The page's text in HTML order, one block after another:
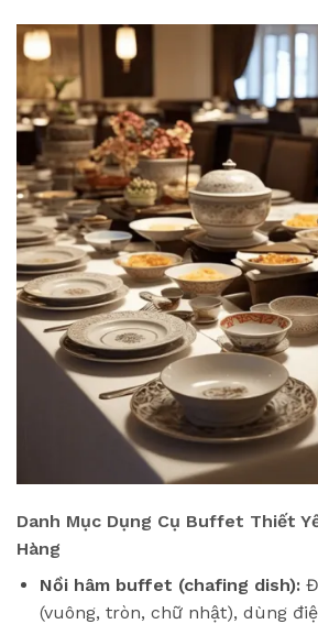
Danh Mục Dụng Cụ Buffet Thiết
Hàng
Nồi hâm buffet (chafing dish):
(vuông, tròn, chữ nhật), dùng